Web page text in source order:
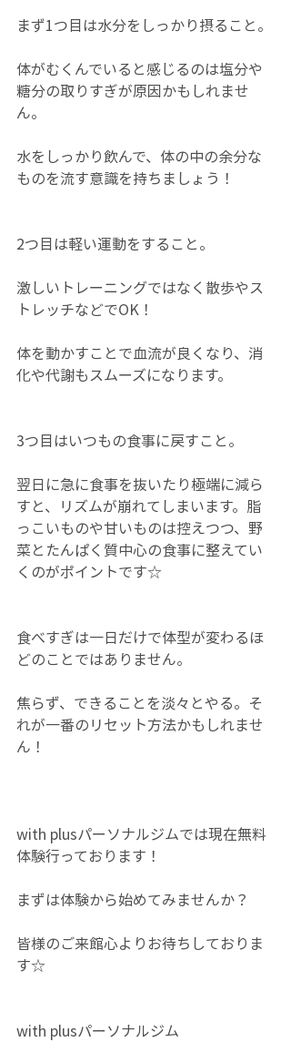
まず1つ目は水分をしっかり摂ること。
体がむくんでいると感じるのは塩分や
糖分の取りすぎが原因かもしれませ
ん。
水をしっかり飲んで、体の中の余分な
ものを流す意識を持ちましょう！
2つ目は軽い運動をすること。
激しいトレーニングではなく散歩やス
トレッチなどでOK！
体を動かすことで血流が良くなり、消
化や代謝もスムーズになります。
3つ目はいつもの食事に戻すこと。
翌日に急に食事を抜いたり極端に減ら
すと、リズムが崩れてしまいます。脂
っこいものや甘いものは控えつつ、野
菜とたんぱく質中心の食事に整えてい
くのがポイントです☆
食べすぎは一日だけで体型が変わるほ
どのことではありません。
焦らず、できることを淡々とやる。そ
れが一番のリセット方法かもしれませ
ん！
with plusパーソナルジムでは現在無料
体験行っております！
まずは体験から始めてみませんか？
皆様のご来館心よりお待ちしておりま
す☆
with plusパーソナルジム